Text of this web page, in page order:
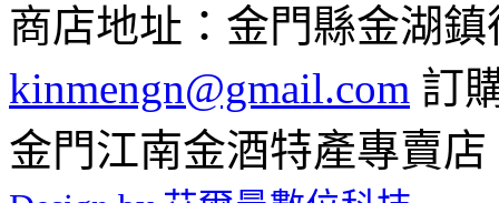
商店地址：金門縣金湖
kinmengn@gmail.com 訂
金門江南金酒特產專賣店